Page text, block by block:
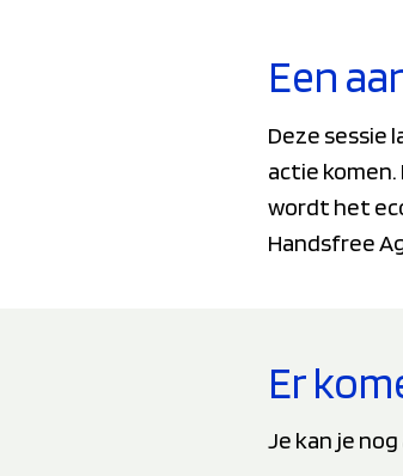
Een
Deze sessie
actie
wordt het
Handsfree
Er
Je kan je